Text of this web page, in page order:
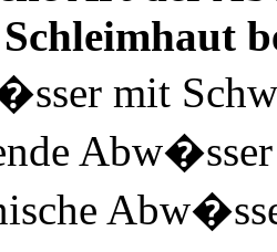
mit
Abw�sser